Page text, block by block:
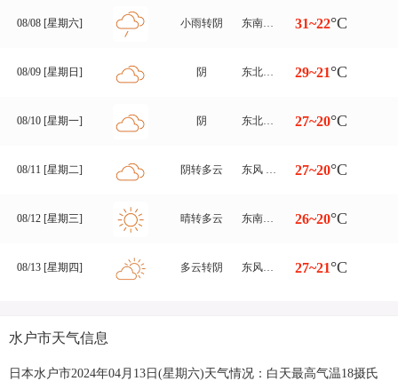
08/08 [星期六] 小雨转阴 东南风转东北风 一二级 31~22°C
08/09 [星期日] 阴 东北风 一二级 29~21°C
08/10 [星期一] 阴 东北风 三至四级 27~20°C
08/11 [星期二] 阴转多云 东风 三至四级 27~20°C
08/12 [星期三] 晴转多云 东南风转东北风 一二级 26~20°C
08/13 [星期四] 多云转阴 东风转西北风 一二级 27~21°C
水户市天气信息
日本水户市2024年04月13日(星期六)天气情况：白天最高气温18摄氏